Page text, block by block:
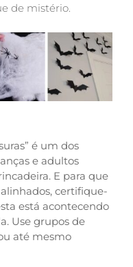
de mistério.
é um dos
e adultos
E para que
certifique-
está acontecendo
Use grupos de
até mesmo